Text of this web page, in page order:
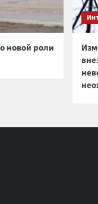
новой роли